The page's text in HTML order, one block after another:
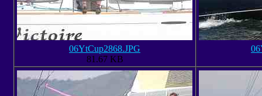
06YtCup2868.JPG
81.67 KB